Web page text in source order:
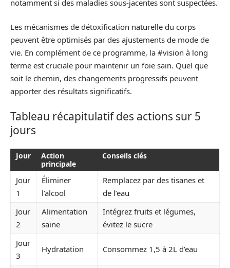
notamment si des maladies sous-jacentes sont suspectées.
Les mécanismes de détoxification naturelle du corps
peuvent être optimisés par des ajustements de mode de
vie. En complément de ce programme, la #vision à long
terme est cruciale pour maintenir un foie sain. Quel que
soit le chemin, des changements progressifs peuvent
apporter des résultats significatifs.
Tableau récapitulatif des actions sur 5
jours
Jour
Action
principale
Conseils clés
Jour
1
Éliminer
l’alcool
Remplacez par des tisanes et
de l’eau
Jour
2
Alimentation
saine
Intégrez fruits et légumes,
évitez le sucre
Jour
3
Hydratation Consommez 1,5 à 2L d’eau